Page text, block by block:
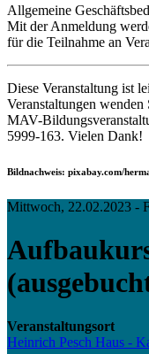
Allgemeine
Mit der Anmeldung
für die Teilnahme an
Diese Veranstaltung ist
Veranstaltungen
MAV-
5999-163. Vielen Dank!
Bildnachweis: pixabay.com/
Mittwoch, 22.02.2023 -
Veranstaltungsort
Heinrich Pesch Haus -